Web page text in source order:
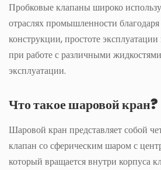
Пробковые клапаны широко
отраслях промышленности
конструкции, простоте
при работе с различными
эксплуатации.
Что такое шаровой кран?
Шаровой кран представляет собой
клапан со сферическим шаром с
который вращается внутри корпуса